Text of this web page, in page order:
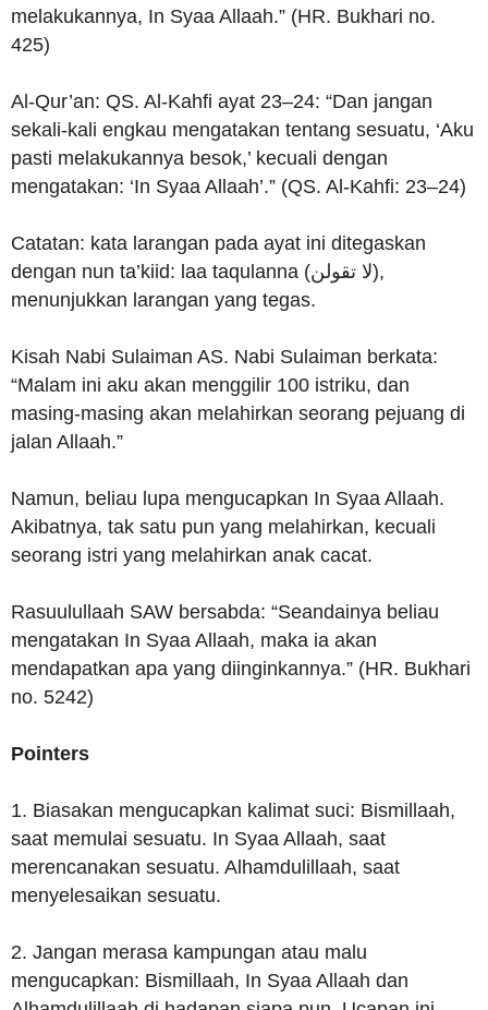
melakukannya, In Syaa Allaah.” (HR. Bukhari no.
425)
Al-Qur’an: QS. Al-Kahfi ayat 23–24: “Dan jangan
sekali-kali engkau mengatakan tentang sesuatu, ‘Aku
pasti melakukannya besok,’ kecuali dengan
mengatakan: ‘In Syaa Allaah’.” (QS. Al-Kahfi: 23–24)
Catatan: kata larangan pada ayat ini ditegaskan
dengan nun ta’kiid: laa taqulanna (لا تقولن),
menunjukkan larangan yang tegas.
Kisah Nabi Sulaiman AS. Nabi Sulaiman berkata:
“Malam ini aku akan menggilir 100 istriku, dan
masing-masing akan melahirkan seorang pejuang di
jalan Allaah.”
Namun, beliau lupa mengucapkan In Syaa Allaah.
Akibatnya, tak satu pun yang melahirkan, kecuali
seorang istri yang melahirkan anak cacat.
Rasuulullaah SAW bersabda: “Seandainya beliau
mengatakan In Syaa Allaah, maka ia akan
mendapatkan apa yang diinginkannya.” (HR. Bukhari
no. 5242)
Pointers
1. Biasakan mengucapkan kalimat suci: Bismillaah,
saat memulai sesuatu. In Syaa Allaah, saat
merencanakan sesuatu. Alhamdulillaah, saat
menyelesaikan sesuatu.
2. Jangan merasa kampungan atau malu
mengucapkan: Bismillaah, In Syaa Allaah dan